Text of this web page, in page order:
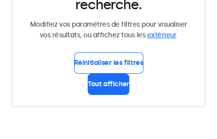
recherche.
Modifiez vos paramètres de filtres pour visualiser
vos résultats, ou affichez tous lesextérieur.
Réinitialiser les filtres
Tout afficher